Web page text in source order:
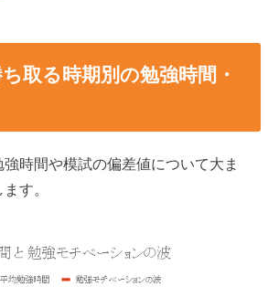
取る時期別の勉強時間・
時間や模試の偏差値について大ま
す。